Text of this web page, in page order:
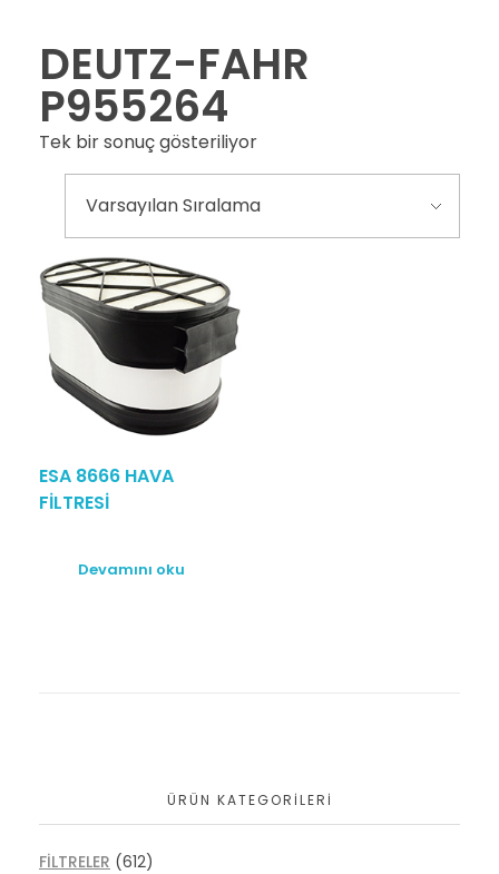
DEUTZ-FAHR
P955264
Tek bir sonuç gösteriliyor
ESA 8666 HAVA
FİLTRESİ
Devamını oku
ÜRÜN KATEGORILERI
FİLTRELER (612)